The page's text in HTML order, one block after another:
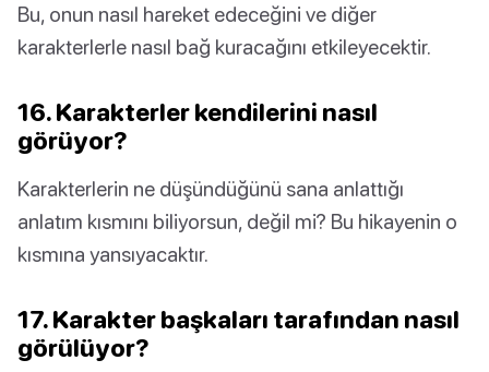
Bu, onun nasıl hareket edeceğini ve diğer
karakterlerle nasıl bağ kuracağını etkileyecektir.
16. Karakterler kendilerini nasıl
görüyor?
Karakterlerin ne düşündüğünü sana anlattığı
anlatım kısmını biliyorsun, değil mi? Bu hikayenin o
kısmına yansıyacaktır.
17. Karakter başkaları tarafından nasıl
görülüyor?